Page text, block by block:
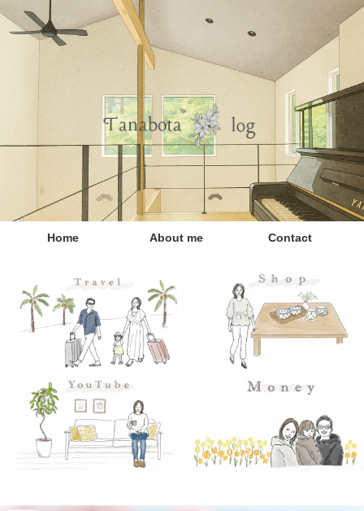
Home About me Contact